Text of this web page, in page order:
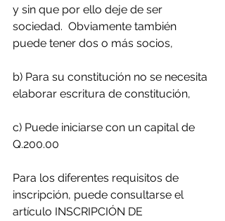
y sin que por ello deje de ser
sociedad.  Obviamente también
puede tener dos o más socios,
b) Para su constitución no se necesita
elaborar escritura de constitución,
c) Puede iniciarse con un capital de
Q.200.00
Para los diferentes requisitos de
inscripción, puede consultarse el
artículo INSCRIPCIÓN DE